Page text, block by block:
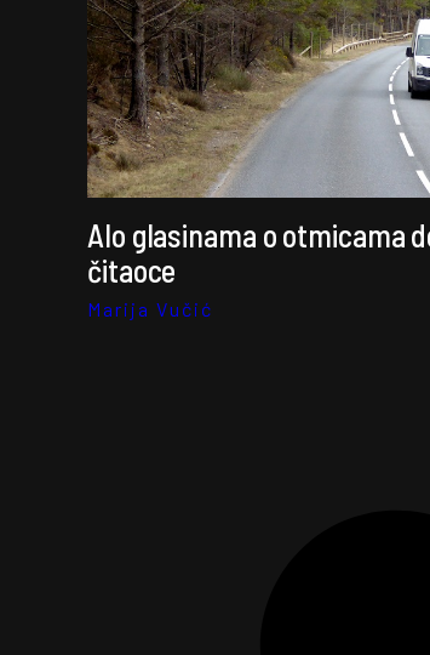
Alo glasinama o otmicama
čitaoce
Marija Vučić